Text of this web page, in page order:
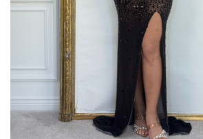
Veste
Paltoane
Sacouri